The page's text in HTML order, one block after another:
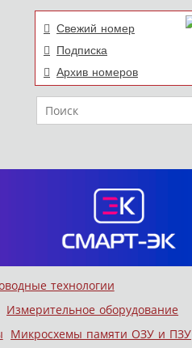
Свежий номер
Подписка
Архив номеров
Поиск
технологии
Измерительное оборудование
Микросхемы памяти ОЗУ и ПЗУ